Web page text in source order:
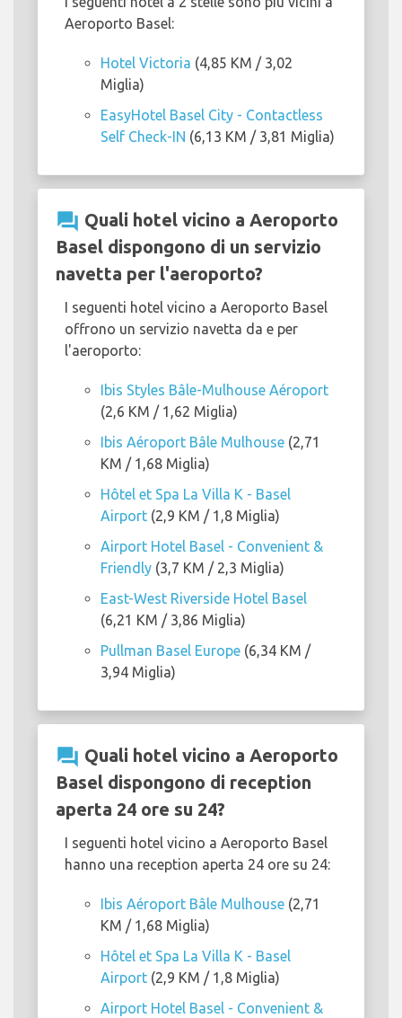
Aeroporto Basel:
Hotel Victoria (4,85 KM / 3,02
Miglia)
EasyHotel Basel City - Contactless
Self Check-IN (6,13 KM / 3,81 Miglia)
question_answer Quali hotel vicino a Aeroporto
Basel dispongono di un servizio
navetta per l'aeroporto?
I seguenti hotel vicino a Aeroporto Basel
offrono un servizio navetta da e per
l'aeroporto:
Ibis Styles Bâle-Mulhouse Aéroport
(2,6 KM / 1,62 Miglia)
Ibis Aéroport Bâle Mulhouse (2,71
KM / 1,68 Miglia)
Hôtel et Spa La Villa K - Basel
Airport (2,9 KM / 1,8 Miglia)
Airport Hotel Basel - Convenient &
Friendly (3,7 KM / 2,3 Miglia)
East-West Riverside Hotel Basel
(6,21 KM / 3,86 Miglia)
Pullman Basel Europe (6,34 KM /
3,94 Miglia)
question_answer Quali hotel vicino a Aeroporto
Basel dispongono di reception
aperta 24 ore su 24?
I seguenti hotel vicino a Aeroporto Basel
hanno una reception aperta 24 ore su 24:
Ibis Aéroport Bâle Mulhouse (2,71
KM / 1,68 Miglia)
Hôtel et Spa La Villa K - Basel
Airport (2,9 KM / 1,8 Miglia)
Airport Hotel Basel - Convenient &